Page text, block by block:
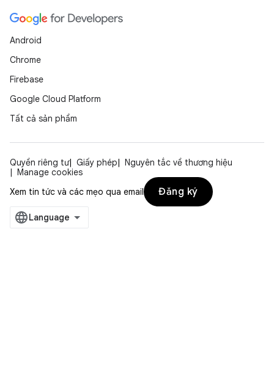
Android
Chrome
Firebase
Google Cloud Platform
Tất cả sản phẩm
Quyền riêng tư Giấy phép
Nguyên tắc về thương hiệu
Manage cookies
Xem tin tức và các mẹo qua email
Đăng ký